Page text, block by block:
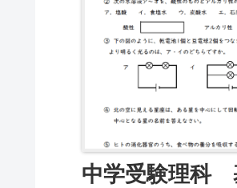
中学受験理科